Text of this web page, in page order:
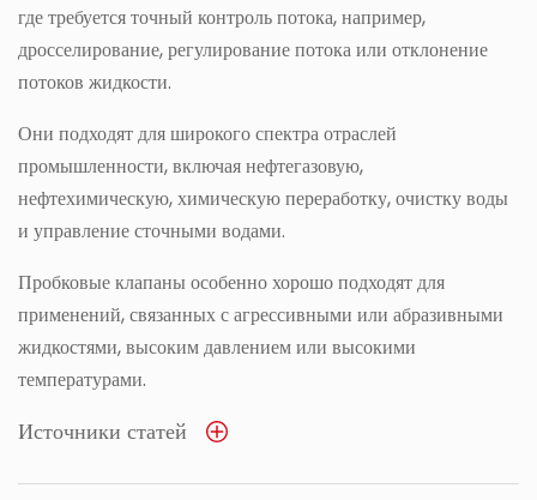
где требуется точный контроль потока, например,
дросселирование, регулирование потока или отклонение
потоков жидкости.
Они подходят для широкого спектра отраслей
промышленности, включая нефтегазовую,
нефтехимическую, химическую переработку, очистку воды
и управление сточными водами.
Пробковые клапаны особенно хорошо подходят для
применений, связанных с агрессивными или абразивными
жидкостями, высоким давлением или высокими
температурами.
Источники статей